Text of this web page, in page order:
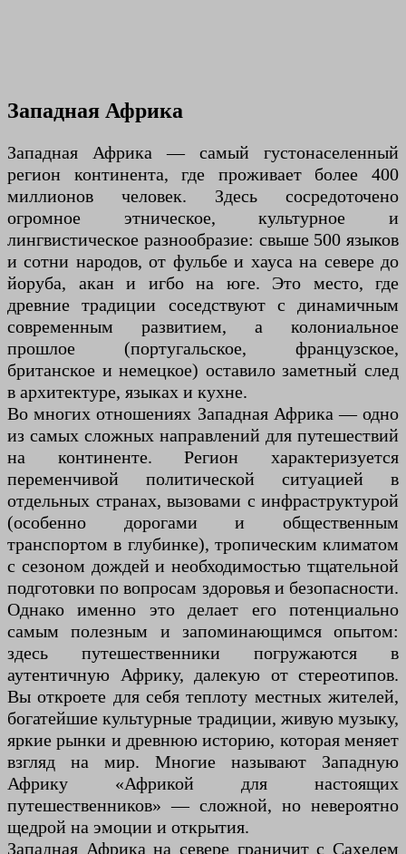
Западная Африка
Западная Африка — самый густонаселенный
регион континента, где проживает более 400
миллионов человек. Здесь сосредоточено
огромное этническое, культурное и
лингвистическое разнообразие: свыше 500 языков
и сотни народов, от фульбе и хауса на севере до
йоруба, акан и игбо на юге. Это место, где
древние традиции соседствуют с динамичным
современным развитием, а колониальное
прошлое (португальское, французское,
британское и немецкое) оставило заметный след
в архитектуре, языках и кухне.
Во многих отношениях Западная Африка — одно
из самых сложных направлений для путешествий
на континенте. Регион характеризуется
переменчивой политической ситуацией в
отдельных странах, вызовами с инфраструктурой
(особенно дорогами и общественным
транспортом в глубинке), тропическим климатом
с сезоном дождей и необходимостью тщательной
подготовки по вопросам здоровья и безопасности.
Однако именно это делает его потенциально
самым полезным и запоминающимся опытом:
здесь путешественники погружаются в
аутентичную Африку, далекую от стереотипов.
Вы откроете для себя теплоту местных жителей,
богатейшие культурные традиции, живую музыку,
яркие рынки и древнюю историю, которая меняет
взгляд на мир. Многие называют Западную
Африку «Африкой для настоящих
путешественников» — сложной, но невероятно
щедрой на эмоции и открытия.
Западная Африка на севере граничит с Сахелем